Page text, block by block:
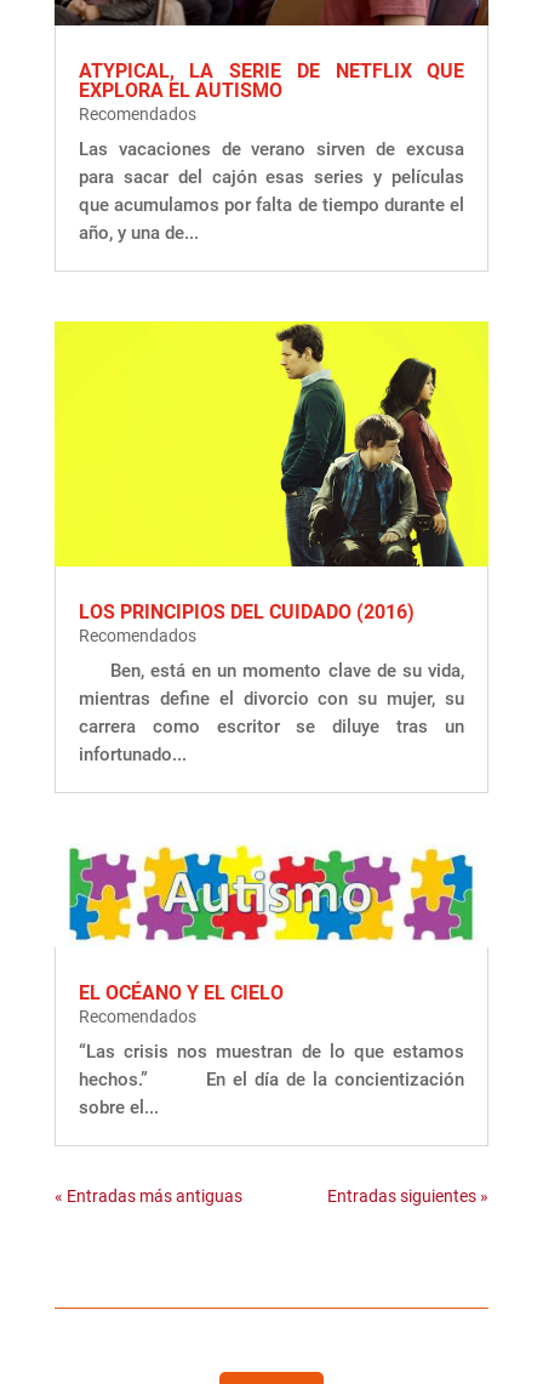
ATYPICAL, LA SERIE DE NETFLIX QUE
EXPLORA EL AUTISMO
Recomendados
Las vacaciones de verano sirven de excusa
para sacar del cajón esas series y películas
que acumulamos por falta de tiempo durante el
año, y una de...
LOS PRINCIPIOS DEL CUIDADO (2016)
Recomendados
Ben, está en un momento clave de su vida,
mientras define el divorcio con su mujer, su
carrera como escritor se diluye tras un
infortunado...
EL OCÉANO Y EL CIELO
Recomendados
“Las crisis nos muestran de lo que estamos
hechos.” En el día de la concientización
sobre el...
« Entradas más antiguas Entradas siguientes »